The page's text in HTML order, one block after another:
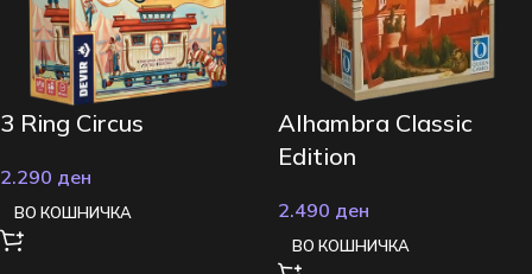
3 Ring Circus
2.290 ден
ВО КОШНИЧКА
Alhambra Classic
Edition
2.490 ден
ВО КОШНИЧКА